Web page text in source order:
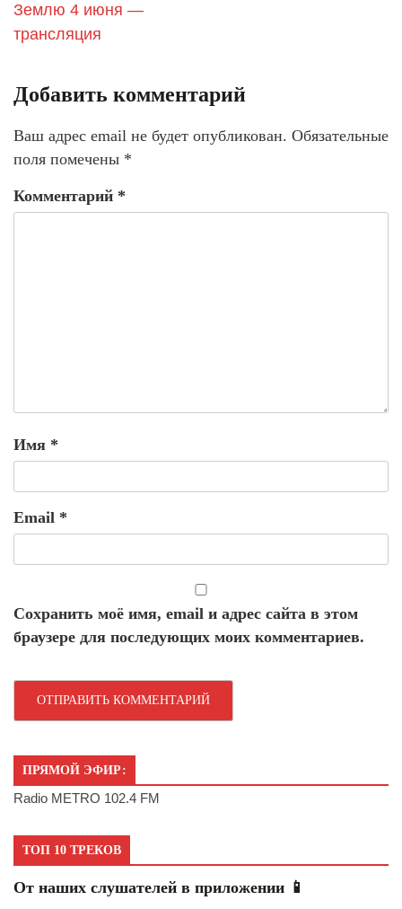
Землю 4 июня —
трансляция
Добавить комментарий
Ваш адрес email не будет опубликован. Обязательные
поля помечены *
Комментарий *
Имя *
Email *
Сохранить моё имя, email и адрес сайта в этом
браузере для последующих моих комментариев.
ПРЯМОЙ ЭФИР:
Radio METRO 102.4 FM
ТОП 10 ТРЕКОВ
От наших слушателей в приложении 📱